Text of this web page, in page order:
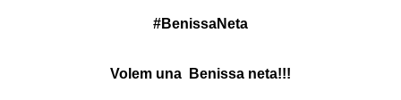
#BenissaNeta
Volem una Benissa neta!!!